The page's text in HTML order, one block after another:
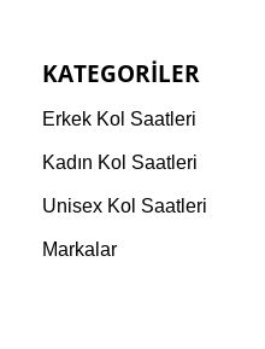
KATEGORILER
Erkek Kol Saatleri
Kadın Kol Saatleri
Unisex Kol Saatleri
Markalar